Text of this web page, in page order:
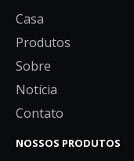
Casa
Produtos
Sobre
Notícia
Contato
NOSSOS PRODUTOS